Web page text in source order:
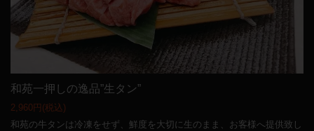
和苑一押しの逸品”生タン”
2,960円 (税込)
和苑の牛タンは冷凍をせず、鮮度を大切に生のまま、お客様へ提供致し